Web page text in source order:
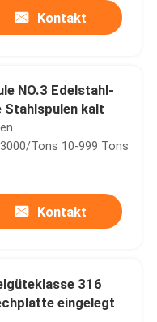
Kontakt
NO.3 Edelstahl-
Stahlspulen kalt
Tons 10-999 Tons
Kontakt
316
eingelegt